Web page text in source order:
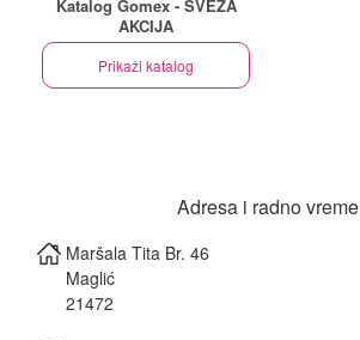
Katalog Gomex - SVEŽA
AKCIJA
Prikaži katalog
Adresa i radno vreme
Maršala Tita Br. 46
Maglić
21472